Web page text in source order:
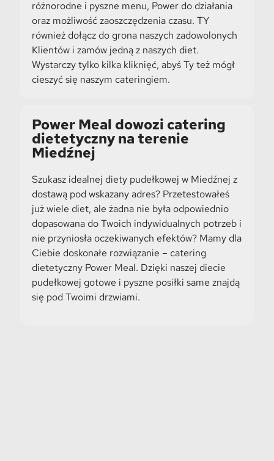
różnorodne i pyszne menu, Power do działania
oraz możliwość zaoszczędzenia czasu. TY
również dołącz do grona naszych zadowolonych
Klientów i zamów jedną z naszych diet.
Wystarczy tylko kilka kliknięć, abyś Ty też mógł
cieszyć się naszym cateringiem.
Power Meal dowozi catering
dietetyczny na terenie
Miedźnej
Szukasz idealnej diety pudełkowej w Miedźnej z
dostawą pod wskazany adres? Przetestowałeś
już wiele diet, ale żadna nie była odpowiednio
dopasowana do Twoich indywidualnych potrzeb i
nie przyniosła oczekiwanych efektów? Mamy dla
Ciebie doskonałe rozwiązanie – catering
dietetyczny Power Meal. Dzięki naszej diecie
pudełkowej gotowe i pyszne posiłki same znajdą
się pod Twoimi drzwiami.